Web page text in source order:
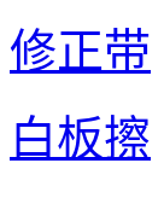
修正带
白板擦